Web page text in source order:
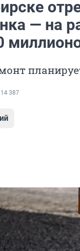
— на
14 387